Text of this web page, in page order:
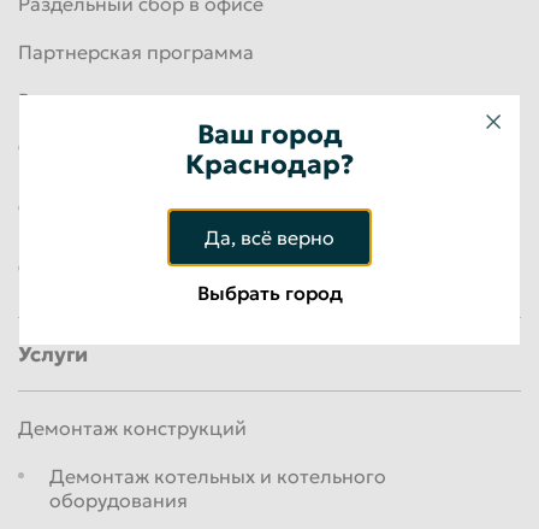
Партнерская программа
Владельцам подвижного состава
Разделка вагонов в металлолом
Купить запасные части для ремонта вагонов
Продать металлолом от ремонта вагонов
Услуги
Демонтаж конструкций
Демонтаж котельных и котельного
оборудования
Ваш город
Краснодар?
Да, всё верно
Выбрать город